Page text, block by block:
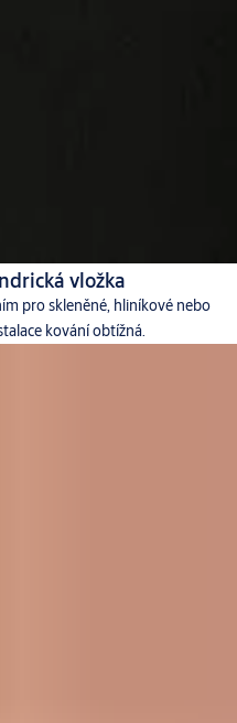
vložka
pro skleněné, hliníkové nebo
kování obtížná.